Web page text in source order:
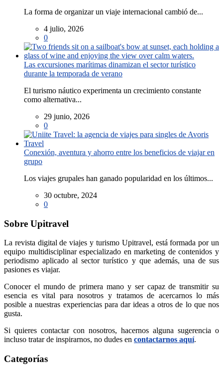
La forma de organizar un viaje internacional cambió de...
4 julio, 2026
0
Las excursiones marítimas dinamizan el sector turístico
durante la temporada de verano
El turismo náutico experimenta un crecimiento constante
como alternativa...
29 junio, 2026
0
Conexión, aventura y ahorro entre los beneficios de viajar en
grupo
Los viajes grupales han ganado popularidad en los últimos...
30 octubre, 2024
0
Sobre Upitravel
La revista digital de viajes y turismo Upitravel, está formada por un
equipo multidisciplinar especializado en marketing de contenidos y
periodismo aplicado al sector turístico y que además, una de sus
pasiones es viajar.
Conocer el mundo de primera mano y ser capaz de transmitir su
esencia es vital para nosotros y tratamos de acercarnos lo más
posible a nuestras experiencias para dar ideas a otros de lo que nos
gusta.
Si quieres contactar con nosotros, hacernos alguna sugerencia o
incluso tratar de inspirarnos, no dudes en contactarnos aquí.
Categorías